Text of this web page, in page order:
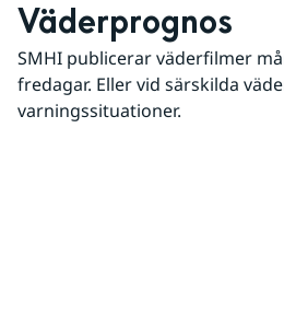
Väderprognos
SMHI publicerar väderfilmer
fredagar. Eller vid särskilda
varningssituationer.